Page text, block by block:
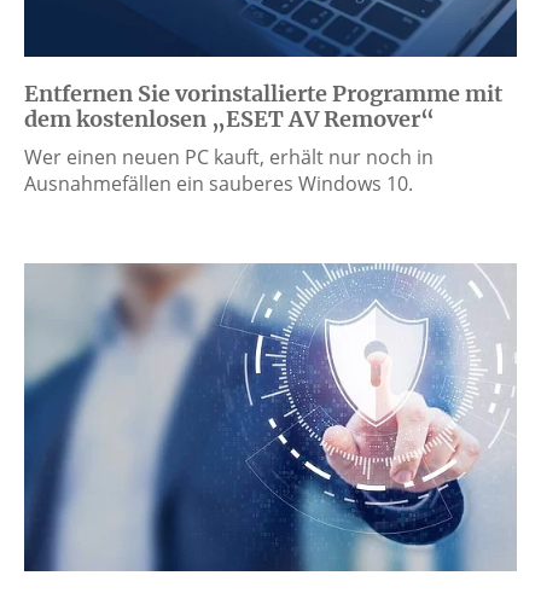
Entfernen Sie vorinstallierte Programme mit
dem kostenlosen „ESET AV Remover“
Wer einen neuen PC kauft, erhält nur noch in
Ausnahmefällen ein sauberes Windows 10.